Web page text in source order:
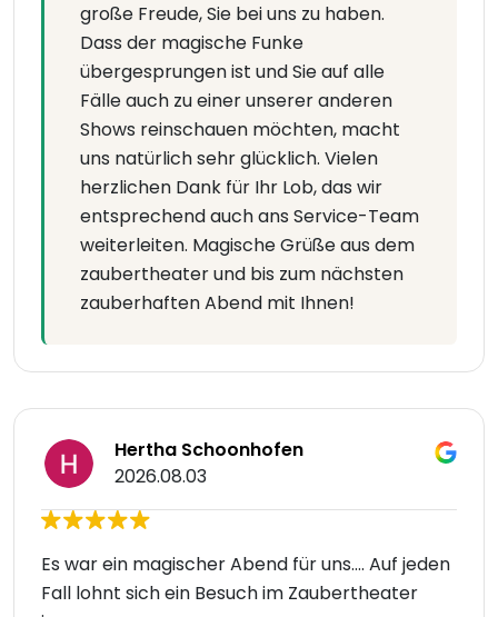
große Freude, Sie bei uns zu haben.
Dass der magische Funke
übergesprungen ist und Sie auf alle
Fälle auch zu einer unserer anderen
Shows reinschauen möchten, macht
uns natürlich sehr glücklich. Vielen
herzlichen Dank für Ihr Lob, das wir
entsprechend auch ans Service-Team
weiterleiten. Magische Grüße aus dem
zaubertheater und bis zum nächsten
zauberhaften Abend mit Ihnen!
Hertha Schoonhofen
2026.08.03
Es war ein magischer Abend für uns.... Auf jeden
Fall lohnt sich ein Besuch im Zaubertheater